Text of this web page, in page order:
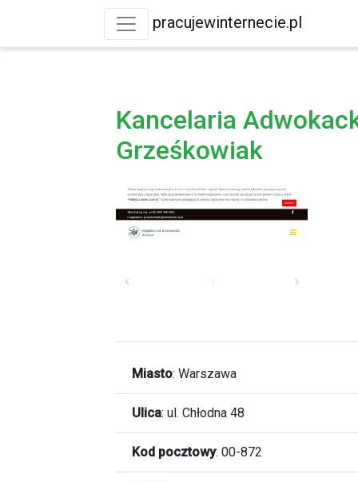
pracujewinternecie.pl
Kancelaria
Grześkowiak
Miasto: Warszawa
Ulica: ul. Chłodna 48
Kod pocztowy: 00-872